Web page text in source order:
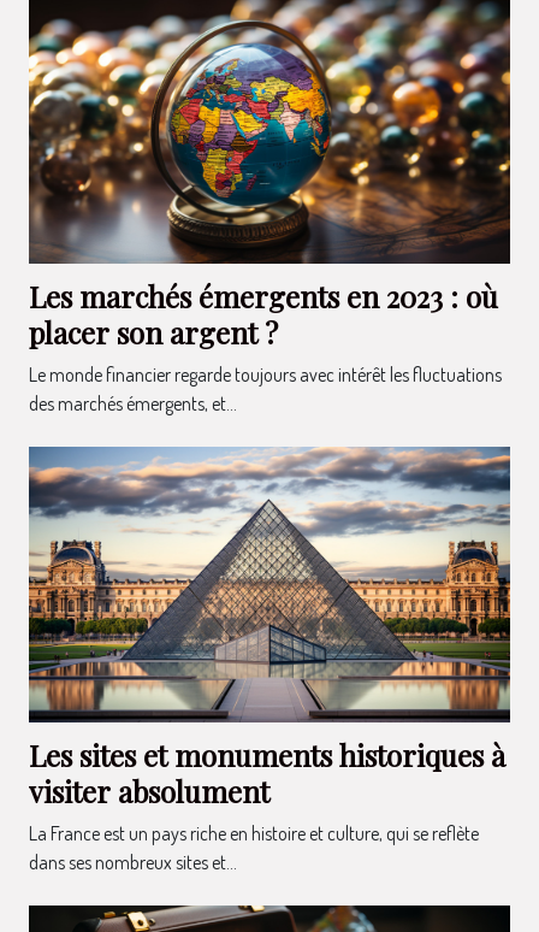
Les marchés émergents en 2023 : où
placer son argent ?
Le monde financier regarde toujours avec intérêt les fluctuations
des marchés émergents, et...
Les sites et monuments historiques à
visiter absolument
La France est un pays riche en histoire et culture, qui se reflète
dans ses nombreux sites et...